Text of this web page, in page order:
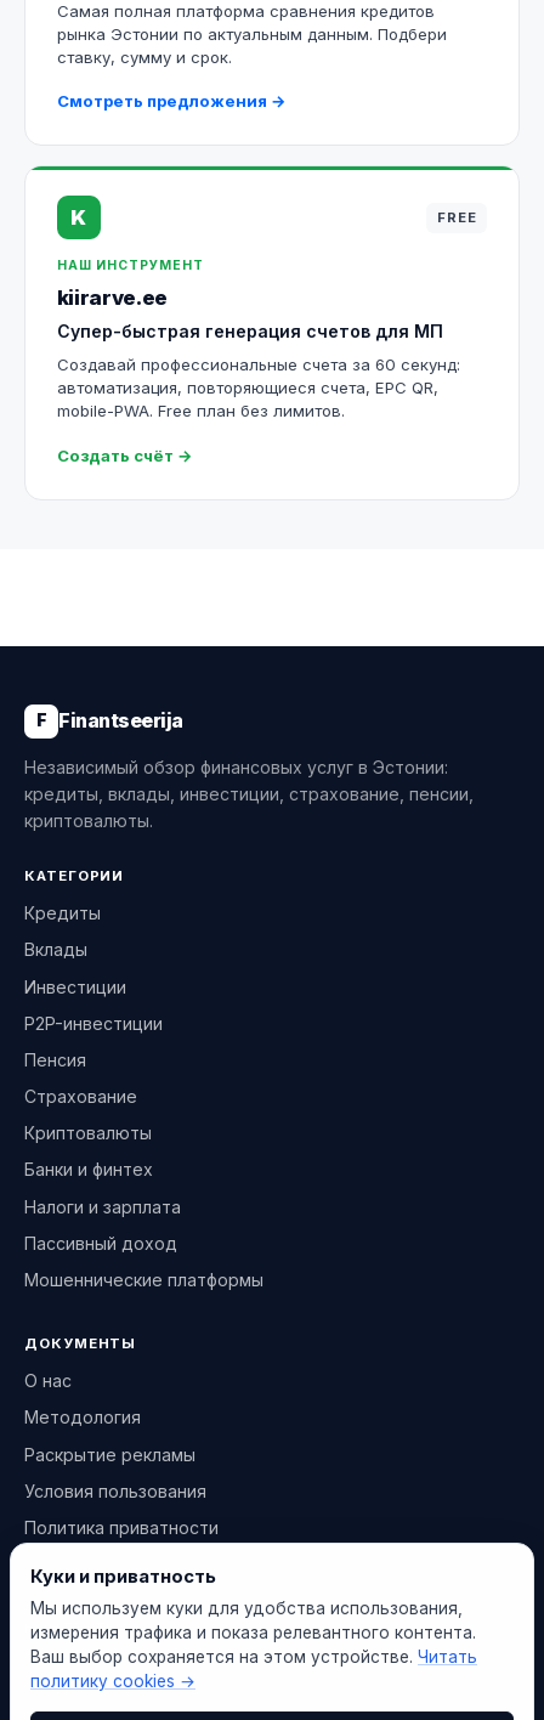
Самая полная платформа сравнения кредитов
рынка Эстонии по актуальным данным. Подбери
ставку, сумму и срок.
Смотреть предложения →
K FREE
НАШ ИНСТРУМЕНТ
kiirarve.ee
Супер-быстрая генерация счетов для МП
Создавай профессиональные счета за 60 секунд:
автоматизация, повторяющиеся счета, EPC QR,
mobile-PWA. Free план без лимитов.
Создать счёт →
F Finantseerija
Независимый обзор финансовых услуг в Эстонии:
кредиты, вклады, инвестиции, страхование, пенсии,
криптовалюты.
КАТЕГОРИИ
Кредиты
Вклады
Инвестиции
P2P-инвестиции
Пенсия
Страхование
Криптовалюты
Банки и финтех
Налоги и зарплата
Пассивный доход
Мошеннические платформы
ДОКУМЕНТЫ
О нас
Методология
Раскрытие рекламы
Условия пользования
Политика приватности
КОНТАКТЫ
info@finantseerija.ee
Куки и приватность
Мы используем куки для удобства использования,
измерения трафика и показа релевантного контента.
Ваш выбор сохраняется на этом устройстве. Читать
политику cookies →